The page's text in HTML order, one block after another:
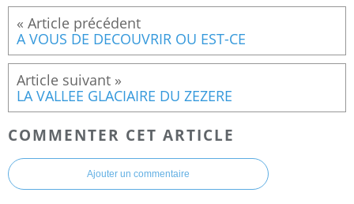
A VOUS DE DECOUVRIR OU EST-CE
LA VALLEE GLACIAIRE DU ZEZERE
COMMENTER CET ARTICLE
Ajouter un commentaire